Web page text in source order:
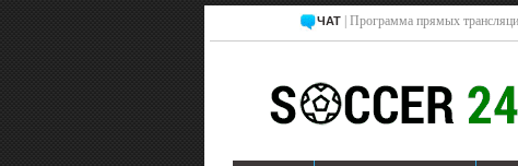
ЧАТ| Программа прямых